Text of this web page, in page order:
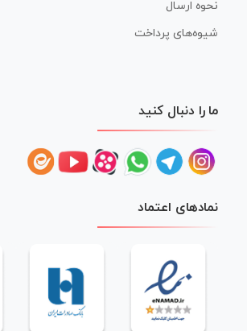
نحوه ارسال
شیوه‌های پرداخت
ما را دنبال کنید
نمادهای اعتماد